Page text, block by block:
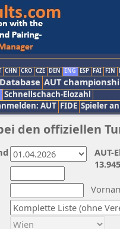
CHN CRO CZE DEN ENG ESP FAI FIN
AUT
Schnellschach-Elozahl
AUT FIDE Spieler
den offiziellen
AUT-
13.945